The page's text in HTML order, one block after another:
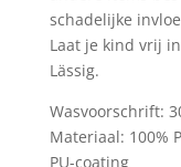
schadelijke
Laat je kind vrij
Lässig.
Wasvoorschrift:
Materiaal: 100%
PU-coating